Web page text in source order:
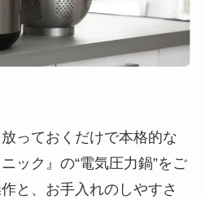
っておくだけで本格的な
ック』の“電気圧力鍋”をご
と、お手入れのしやすさ